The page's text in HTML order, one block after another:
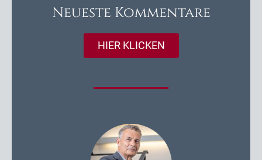
Neueste Kommentare
HIER KLICKEN